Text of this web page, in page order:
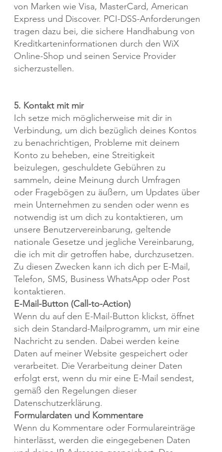
von Marken wie Visa, MasterCard, American
Express und Discover. PCI-DSS-Anforderungen
tragen dazu bei, die sichere Handhabung von
Kreditkarteninformationen durch den WiX
Online-Shop und seinen Service Provider
sicherzustellen.
5. Kontakt mit mir
Ich setze mich möglicherweise mit dir in
Verbindung, um dich bezüglich deines Kontos
zu benachrichtigen, Probleme mit deinem
Konto zu beheben, eine Streitigkeit
beizulegen, geschuldete Gebühren zu
sammeln, deine Meinung durch Umfragen
oder Fragebögen zu äußern, um Updates über
mein Unternehmen zu senden oder wenn es
notwendig ist um dich zu kontaktieren, um
unsere Benutzervereinbarung, geltende
nationale Gesetze und jegliche Vereinbarung,
die ich mit dir getroffen habe, durchzusetzen.
Zu diesen Zwecken kann ich dich per E-Mail,
Telefon, SMS, Business WhatsApp oder Post
kontaktieren.
E-Mail-Button (Call-to-Action)
Wenn du auf den E-Mail-Button klickst, öffnet
sich dein Standard-Mailprogramm, um mir eine
Nachricht zu senden. Dabei werden keine
Daten auf meiner Website gespeichert oder
verarbeitet. Die Verarbeitung deiner Daten
erfolgt erst, wenn du mir eine E-Mail sendest,
gemäß den Regelungen dieser
Datenschutzerklärung.
Formulardaten und Kommentare
Wenn du Kommentare oder Formulareinträge
hinterlässt, werden die eingegebenen Daten